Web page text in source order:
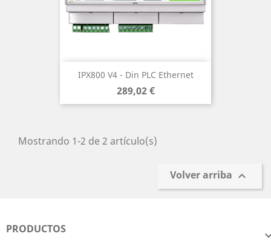
IPX800 V4 - Din PLC Ethernet
Precio
289,02 €
Mostrando 1-2 de 2 artículo(s)
Volver arriba 
PRODUCTOS